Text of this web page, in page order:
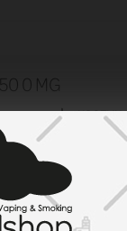
0 MG
KOSZYK